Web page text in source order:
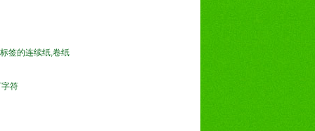
签的连续纸,卷纸
符